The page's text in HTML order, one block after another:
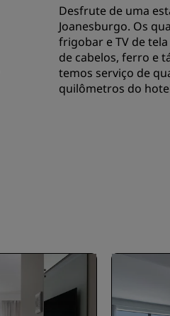
Desfrute de uma
Joanesburgo. Os
frigobar e TV de
de cabelos, ferro e
temos serviço de
quilômetros do